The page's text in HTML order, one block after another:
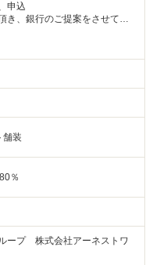
申込
き、銀行のご提案をさせて頂
契約
営業所様にて契約を行って頂
住宅ローンの本申込手続きを
要ですので、お見積り依頼
ます。
共に建物内の傷や汚れ、不具
ます。
出ましたら、新住所に変更を
舗装
％
ープ 株式会社アーネストワ